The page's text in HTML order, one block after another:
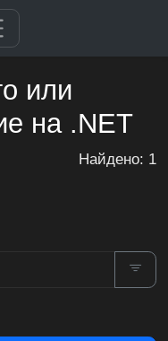
или
на .NET
Найдено: 1